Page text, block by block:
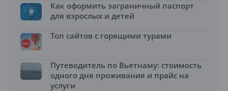
Как оформить заграничный паспорт
для взрослых и детей
Топ сайтов с горящими турами
Путеводитель по Вьетнаму: стоимость
одного дня проживания и прайс на
услуги